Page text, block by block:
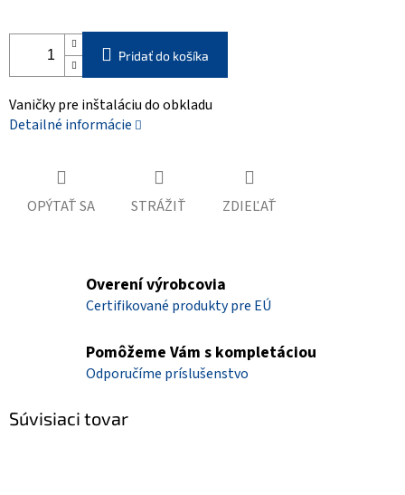
Pridať do košíka
Vaničky pre inštaláciu do obkladu
Detailné informácie
OPÝTAŤ SA STRÁŽIŤ ZDIEĽAŤ
Overení výrobcovia
Certifikované produkty pre EÚ
Pomôžeme Vám s kompletáciou
Odporučíme príslušenstvo
Súvisiaci tovar